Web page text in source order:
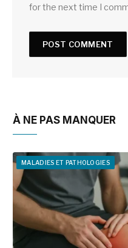
for the next time I
À NE PAS MANQUER
MALADIES ET PATHOLOGIES